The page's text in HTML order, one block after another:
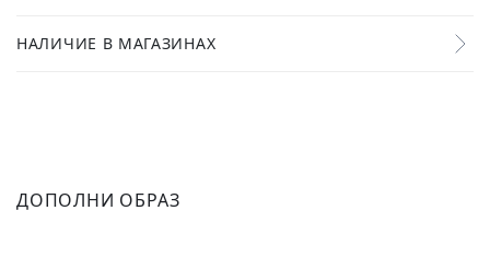
НАЛИЧИЕ В МАГАЗИНАХ
ДОПОЛНИ ОБРАЗ